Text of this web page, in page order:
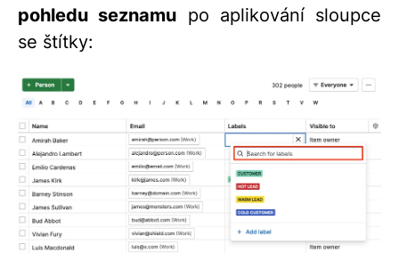
pohledu seznamu po aplikování sloupce
se štítky: